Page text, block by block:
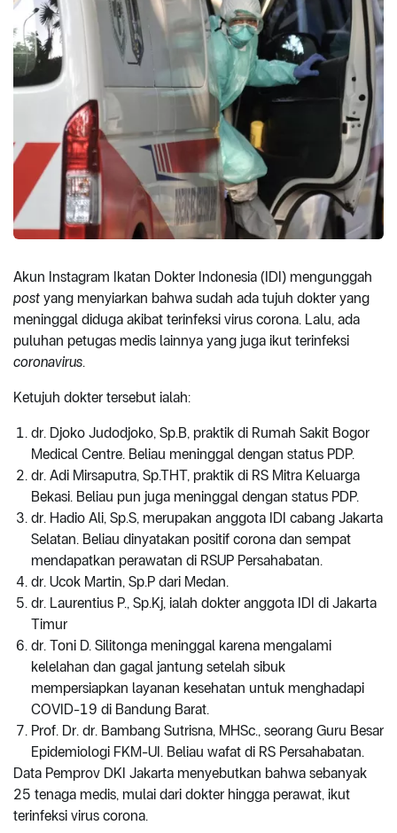
Akun Instagram Ikatan Dokter Indonesia (IDI) mengunggah
post yang menyiarkan bahwa sudah ada tujuh dokter yang
meninggal diduga akibat terinfeksi virus corona. Lalu, ada
puluhan petugas medis lainnya yang juga ikut terinfeksi
coronavirus.
Ketujuh dokter tersebut ialah:
dr. Djoko Judodjoko, Sp.B, praktik di Rumah Sakit Bogor
Medical Centre. Beliau meninggal dengan status PDP.
dr. Adi Mirsaputra, Sp.THT, praktik di RS Mitra Keluarga
Bekasi. Beliau pun juga meninggal dengan status PDP.
dr. Hadio Ali, Sp.S, merupakan anggota IDI cabang Jakarta
Selatan. Beliau dinyatakan positif corona dan sempat
mendapatkan perawatan di RSUP Persahabatan.
dr. Ucok Martin, Sp.P dari Medan.
dr. Laurentius P., Sp.Kj, ialah dokter anggota IDI di Jakarta
Timur
dr. Toni D. Silitonga meninggal karena mengalami
kelelahan dan gagal jantung setelah sibuk
mempersiapkan layanan kesehatan untuk menghadapi
COVID-19 di Bandung Barat.
Prof. Dr. dr. Bambang Sutrisna, MHSc., seorang Guru Besar
Epidemiologi FKM-UI. Beliau wafat di RS Persahabatan.
Data Pemprov DKI Jakarta menyebutkan bahwa sebanyak
25 tenaga medis, mulai dari dokter hingga perawat, ikut
terinfeksi virus corona.